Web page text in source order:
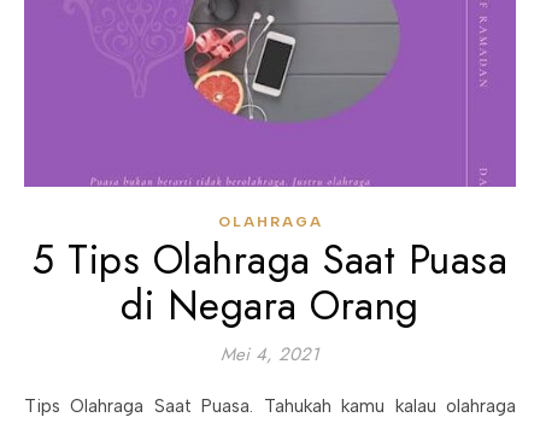
OLAHRAGA
5 Tips Olahraga Saat Puasa
di Negara Orang
Mei 4, 2021
Tips Olahraga Saat Puasa. Tahukah kamu kalau olahraga